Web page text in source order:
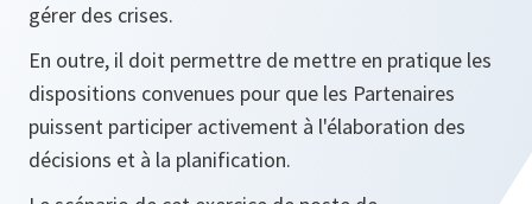
gérer des crises.
En outre, il doit permettre de mettre en pratique les
dispositions convenues pour que les Partenaires
puissent participer activement à l'élaboration des
décisions et à la planification.